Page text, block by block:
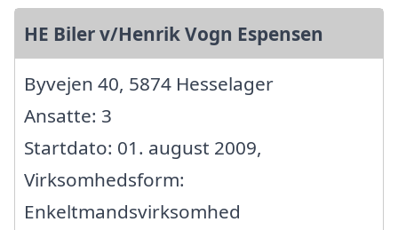
HE Biler v/Henrik Vogn Espensen
Byvejen 40, 5874 Hesselager
Ansatte: 3
Startdato: 01. august 2009,
Virksomhedsform:
Enkeltmandsvirksomhed